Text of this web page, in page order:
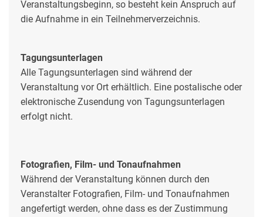
Veranstaltungsbeginn, so besteht kein Anspruch auf
die Aufnahme in ein Teilnehmerverzeichnis.
Tagungsunterlagen
Alle Tagungsunterlagen sind während der
Veranstaltung vor Ort erhältlich. Eine postalische oder
elektronische Zusendung von Tagungsunterlagen
erfolgt nicht.
Fotografien, Film- und Tonaufnahmen
Während der Veranstaltung können durch den
Veranstalter Fotografien, Film- und Tonaufnahmen
angefertigt werden, ohne dass es der Zustimmung